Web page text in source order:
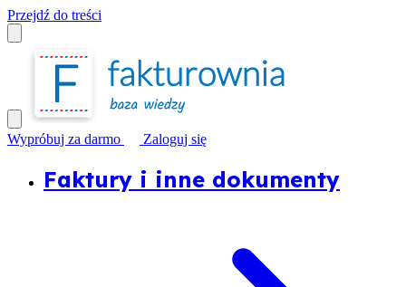
Przejdź do treści
Wypróbuj za darmo Zaloguj się
Faktury i inne dokumenty